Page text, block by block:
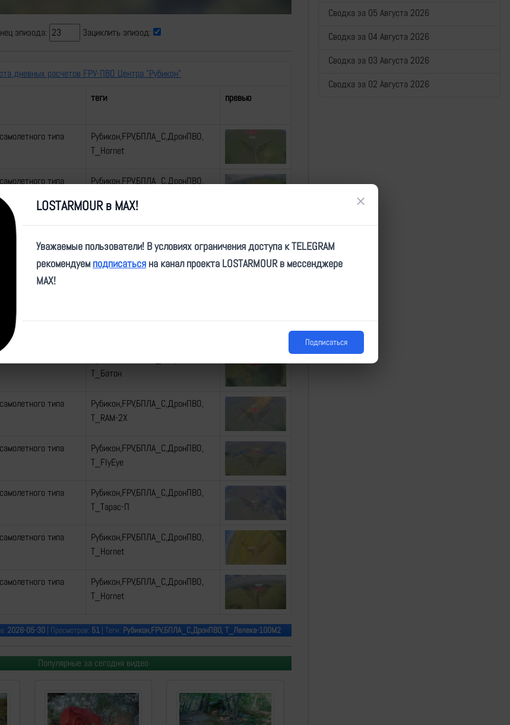
эпизода: Зациклить эпизод:
дневных расчетов FPV-ПВО Центра "Рубикон"
теги превью
типа
Рубикон,FPV,БПЛА_С,ДронПВО,
Т_Hornet
типа
Рубикон,FPV,БПЛА_С,ДронПВО,
типа
Рубикон,FPV,БПЛА_С,ДронПВО,
типа
Рубикон,FPV,БПЛА_С,ДронПВО,
типа
ВСУ
типа
Т_Батон
типа
Рубикон,FPV,БПЛА_С,ДронПВО,
Т_RAM-2X
типа
Рубикон,FPV,БПЛА_С,ДронПВО,
Т_FlyEye
типа
Рубикон,FPV,БПЛА_С,ДронПВО,
Т_Тарас-П
типа
Рубикон,FPV,БПЛА_С,ДронПВО,
Т_Hornet
типа
Рубикон,FPV,БПЛА_С,ДронПВО,
Т_Hornet
2026-05-30 | Просмотров: 51 | Теги: Рубикон,FPV,БПЛА_С,ДронПВО, Т_Лелека-100М2
Популярные за сегодня видео
Сводка за 05 Августа 2026
Сводка за 04 Августа 2026
Сводка за 03 Августа 2026
Сводка за 02 Августа 2026
LOSTARMOUR в MAX! ×
Уважаемые пользователи! В условиях ограничения доступа к TELEGRAM
рекомендуем подписаться на канал проекта LOSTARMOUR в мессенджере
MAX!
Подписаться